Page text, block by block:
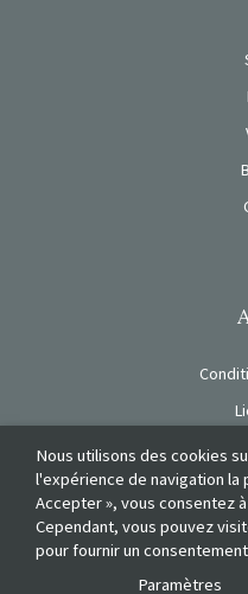
Nos
Nous utilisons des cookies
l'expérience de navigation la
Accepter », vous consentez
Cependant, vous pouvez
pour fournir un
Paramètres